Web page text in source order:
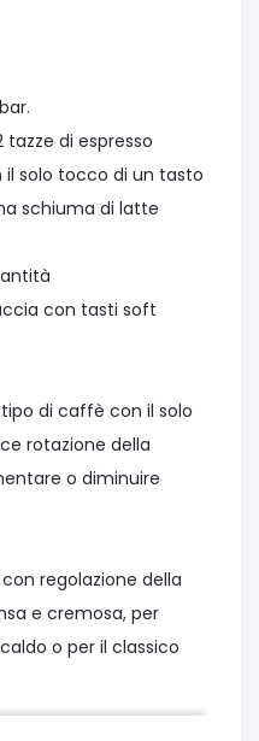
di espresso
solo tocco di un tasto
schiuma di latte
con tasti soft
di caffè con il solo
rotazione della
o diminuire
regolazione della
e cremosa, per
o per il classico